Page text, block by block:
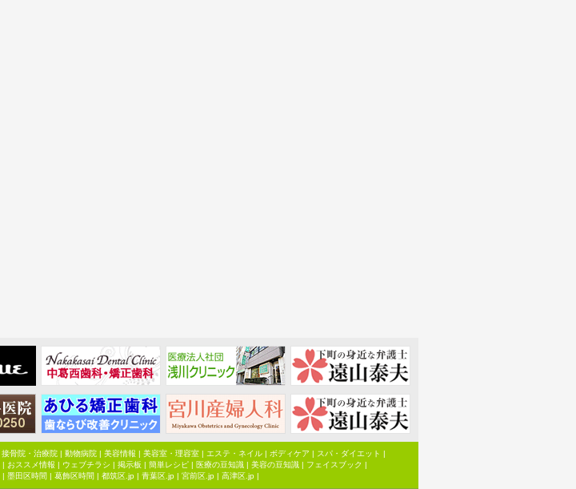
接骨院・治療院| 動物病院| 美容情報 | 美容室・理容室| エステ・ネイル| ボディケア | スパ・ダイエット |
| おススメ情報 | ウェブチラシ | 掲示板 | 簡単レシピ| 医療の豆知識| 美容の豆知識| フェイスブック |
| 墨田区時間 | 葛飾区時間 | 都筑区.jp | 青葉区.jp | 宮前区.jp | 高津区.jp |